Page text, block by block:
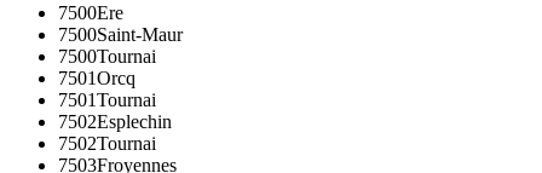
7500Ere
7500Saint-Maur
7500Tournai
7501Orcq
7501Tournai
7502Esplechin
7502Tournai
7503Froyennes